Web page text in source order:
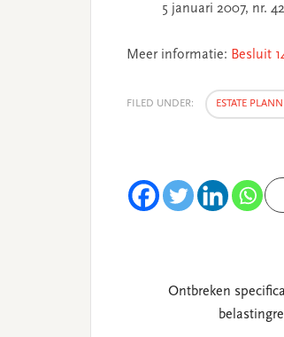
5 januari 2007, nr.
Meer informatie: Besluit
FILED UNDER: ESTATE
Ontbreken